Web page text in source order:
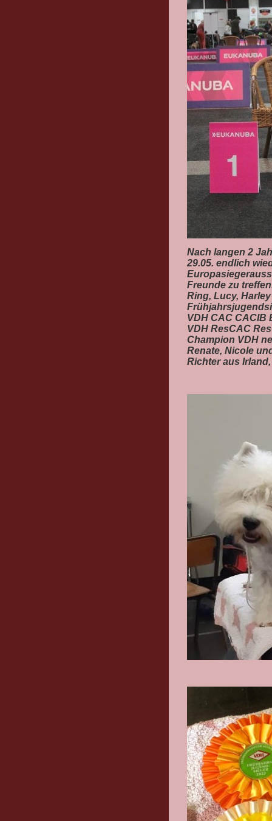
Nach langen 2
29.05. endlich
Freunde zu
Ring, Lucy,
VDH CAC
VDH ResCAC
Champion VDH
Renate, Nicole
Richter aus